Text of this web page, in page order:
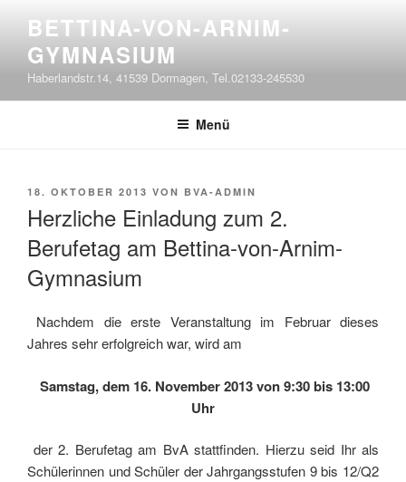
springen
BETTINA-VON-ARNIM-
GYMNASIUM
Haberlandstr.14, 41539 Dormagen, Tel.02133-245530
Menü
VERÖFFENTLICHT
18. OKTOBER 2013 VON BVA-ADMIN
Herzliche Einladung zum 2.
Berufetag am Bettina-von-Arnim-
Gymnasium
Nachdem die erste Veranstaltung im Februar dieses
Jahres sehr erfolgreich war, wird am
Samstag, dem 16. November 2013 von 9:30 bis 13:00
Uhr
der 2. Berufetag am BvA stattfinden. Hierzu seid Ihr als
Schülerinnen und Schüler der Jahrgangsstufen 9 bis 12/Q2